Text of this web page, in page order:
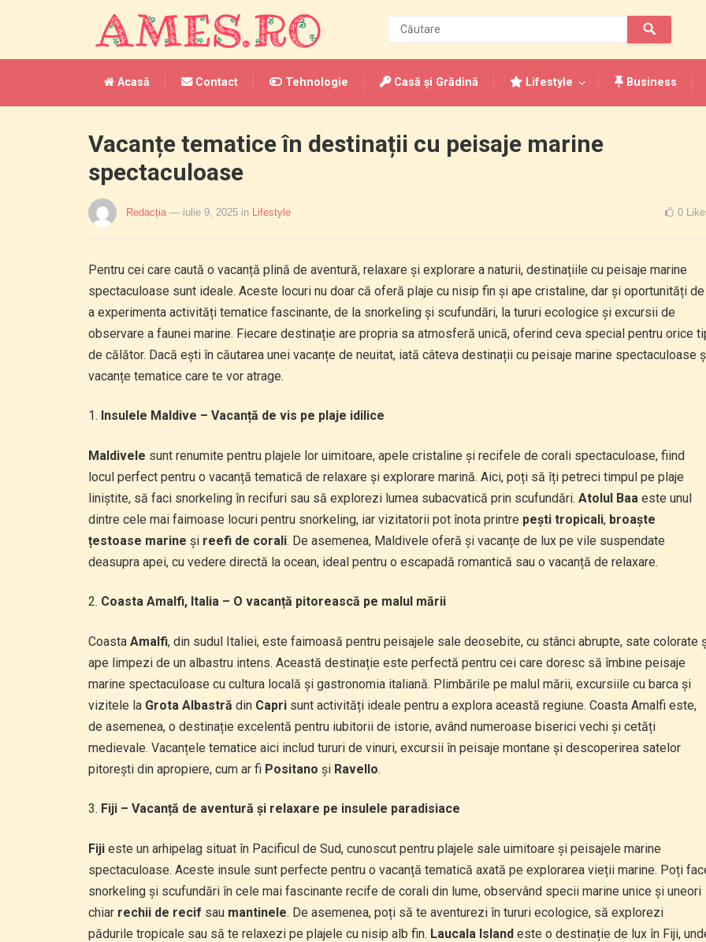
Acasă Contact Tehnologie Casă și Grădină Lifestyle Business
Vacanțe tematice în destinații cu peisaje marine
spectaculoase
Redacția — iulie 9, 2025 in Lifestyle 0
Pentru cei care caută o vacanță plină de aventură, relaxare și explorare a naturii, destinațiile cu peisaje marine
spectaculoase sunt ideale. Aceste locuri nu doar că oferă plaje cu nisip fin și ape cristaline, dar și oportunități de
a experimenta activități tematice fascinante, de la snorkeling și scufundări, la tururi ecologice și excursii de
observare a faunei marine. Fiecare destinație are propria sa atmosferă unică, oferind ceva special pentru orice
de călător. Dacă ești în căutarea unei vacanțe de neuitat, iată câteva destinații cu peisaje marine spectaculoase
vacanțe tematice care te vor atrage.
Insulele Maldive – Vacanță de vis pe plaje idilice
Maldivele sunt renumite pentru plajele lor uimitoare, apele cristaline și recifele de corali spectaculoase, fiind
locul perfect pentru o vacanță tematică de relaxare și explorare marină. Aici, poți să îți petreci timpul pe plaje
liniștite, să faci snorkeling în recifuri sau să explorezi lumea subacvatică prin scufundări. Atolul Baa este unul
dintre cele mai faimoase locuri pentru snorkeling, iar vizitatorii pot înota printre pești tropicali, broaște
țestoase marine și reefi de corali. De asemenea, Maldivele oferă și vacanțe de lux pe vile suspendate
deasupra apei, cu vedere directă la ocean, ideal pentru o escapadă romantică sau o vacanță de relaxare.
Coasta Amalfi, Italia – O vacanță pitorească pe malul mării
Coasta Amalfi, din sudul Italiei, este faimoasă pentru peisajele sale deosebite, cu stânci abrupte, sate colorate
ape limpezi de un albastru intens. Această destinație este perfectă pentru cei care doresc să îmbine peisaje
marine spectaculoase cu cultura locală și gastronomia italiană. Plimbările pe malul mării, excursiile cu barca și
vizitele la Grota Albastră din Capri sunt activități ideale pentru a explora această regiune. Coasta Amalfi este,
de asemenea, o destinație excelentă pentru iubitorii de istorie, având numeroase biserici vechi și cetăți
medievale. Vacanțele tematice aici includ tururi de vinuri, excursii în peisaje montane și descoperirea satelor
pitorești din apropiere, cum ar fi Positano și Ravello.
Fiji – Vacanță de aventură și relaxare pe insulele paradisiace
Fiji este un arhipelag situat în Pacificul de Sud, cunoscut pentru plajele sale uimitoare și peisajele marine
spectaculoase. Aceste insule sunt perfecte pentru o vacanță tematică axată pe explorarea vieții marine. Poți
snorkeling și scufundări în cele mai fascinante recife de corali din lume, observând specii marine unice și uneori
chiar rechii de recif sau mantinele. De asemenea, poți să te aventurezi în tururi ecologice, să explorezi
pădurile tropicale sau să te relaxezi pe plajele cu nisip alb fin. Laucala Island este o destinație de lux în Fiji,